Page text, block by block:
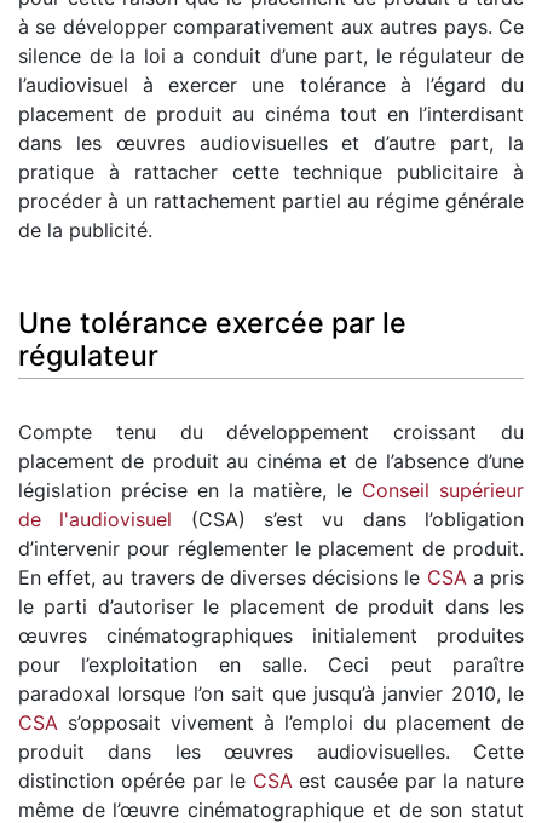
à se développer comparativement aux autres pays. Ce
silence de la loi a conduit d’une part, le régulateur de
l’audiovisuel à exercer une tolérance à l’égard du
placement de produit au cinéma tout en l’interdisant
dans les œuvres audiovisuelles et d’autre part, la
pratique à rattacher cette technique publicitaire à
procéder à un rattachement partiel au régime générale
de la publicité.
Une tolérance exercée par le
régulateur
Compte tenu du développement croissant du
placement de produit au cinéma et de l’absence d’une
législation précise en la matière, le Conseil supérieur
de l'audiovisuel (CSA) s’est vu dans l’obligation
d’intervenir pour réglementer le placement de produit.
En effet, au travers de diverses décisions le CSA a pris
le parti d’autoriser le placement de produit dans les
œuvres cinématographiques initialement produites
pour l’exploitation en salle. Ceci peut paraître
paradoxal lorsque l’on sait que jusqu’à janvier 2010, le
CSA s’opposait vivement à l’emploi du placement de
produit dans les œuvres audiovisuelles. Cette
distinction opérée par le CSA est causée par la nature
même de l’œuvre cinématographique et de son statut